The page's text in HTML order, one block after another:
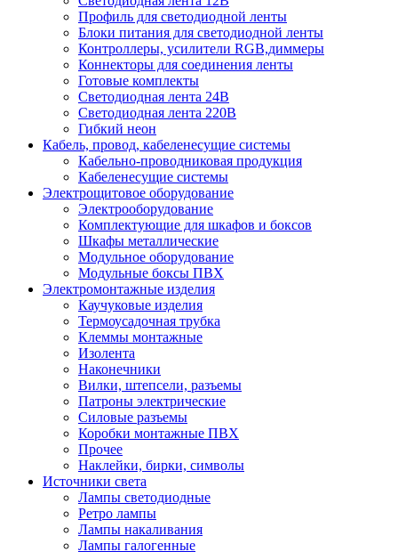
Профиль для светодиодной ленты
Блоки питания для светодиодной ленты
Контроллеры, усилители RGB,диммеры
Коннекторы для соединения ленты
Готовые комплекты
Светодиодная лента 24В
Светодиодная лента 220В
Гибкий неон
Кабель, провод, кабеленесущие системы
Кабельно-проводниковая продукция
Кабеленесущие системы
Электрощитовое оборудование
Электрооборудование
Комплектующие для шкафов и боксов
Шкафы металлические
Модульное оборудование
Модульные боксы ПВХ
Электромонтажные изделия
Каучуковые изделия
Термоусадочная трубка
Клеммы монтажные
Изолента
Наконечники
Вилки, штепсели, разъемы
Патроны электрические
Силовые разъемы
Коробки монтажные ПВХ
Прочее
Наклейки, бирки, символы
Источники света
Лампы светодиодные
Ретро лампы
Лампы накаливания
Лампы галогенные